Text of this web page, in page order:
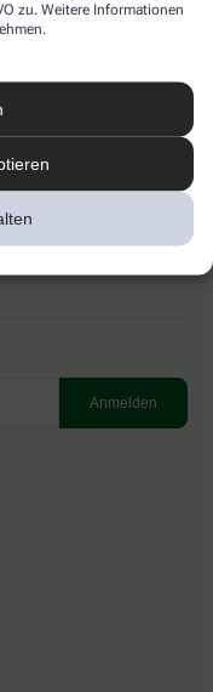
zu. Weitere Informationen